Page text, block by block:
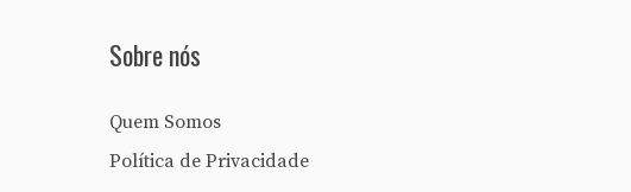
Sobre nós
Quem Somos
Política de Privacidade